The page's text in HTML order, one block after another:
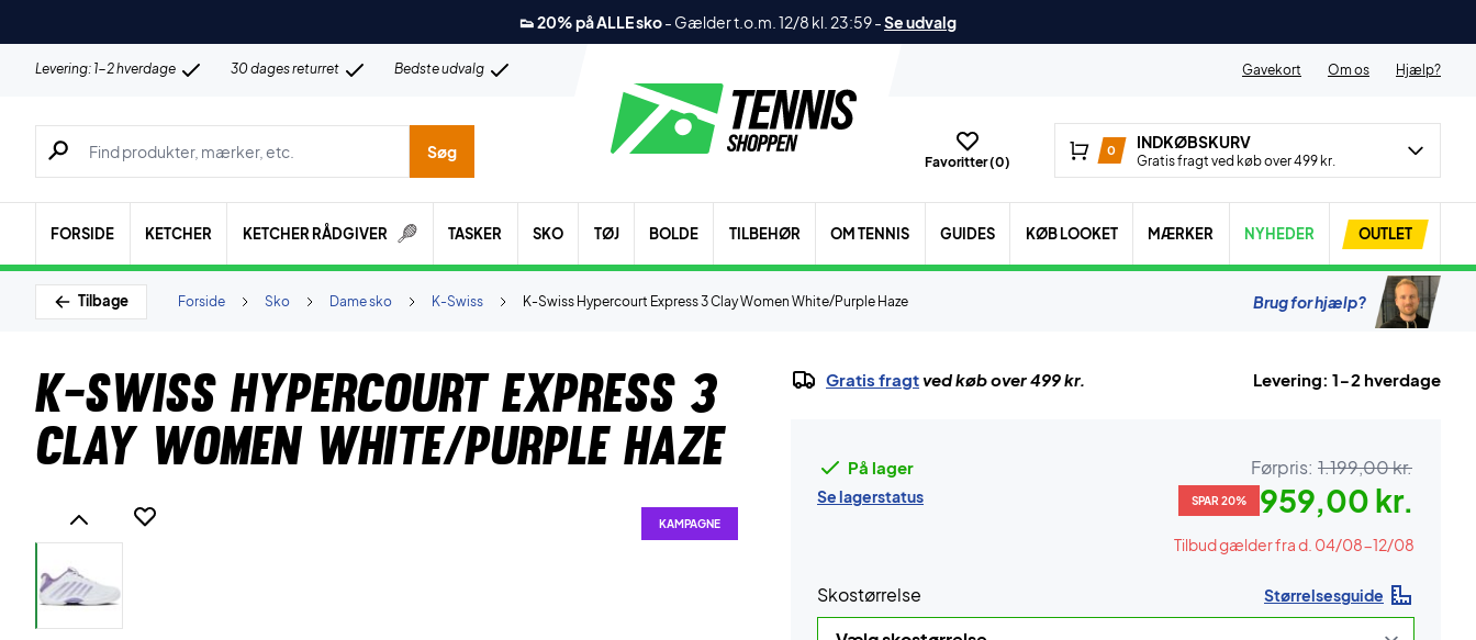
👟 20% på ALLE sko- Gælder t.o.m. 12/8 kl. 23:59-Se udvalg
Levering: 1-2 hverdage 30 dages returret Bedste udvalg Gavekort Om os Hjælp?
Søg efter produkter, mærker etc.
Søg
Favoritter (0)
0 INDKØBSKURV
Gratis fragt ved køb over 499 kr.
FORSIDE KETCHER KETCHER RÅDGIVER TASKER SKO TØJ BOLDE TILBEHØR OM TENNIS GUIDES KØB LOOKET MÆRKER NYHEDER OUTLET
Tilbage K-Swiss Hypercourt Express 3 Clay Women White/Purple Haze
K-Swiss
Dame sko
Sko
Forside Brug for hjælp?
K-Swiss Hypercourt Express 3
Clay Women White/Purple Haze
KAMPAGNE
Gratis fragtved køb over 499 kr. Levering: 1-2 hverdage
På lager
Se lagerstatus
Førpris: 1.199,00 kr.
SPAR 20% 959,00 kr.
Tilbud gælder fra d. 04/08-12/08
Skostørrelse Størrelsesguide